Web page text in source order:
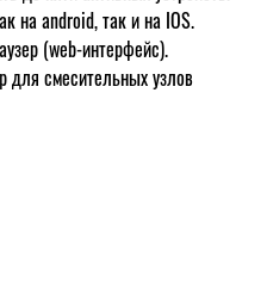
на android, так и на IOS.
(web-интерфейс).
для смесительных узлов